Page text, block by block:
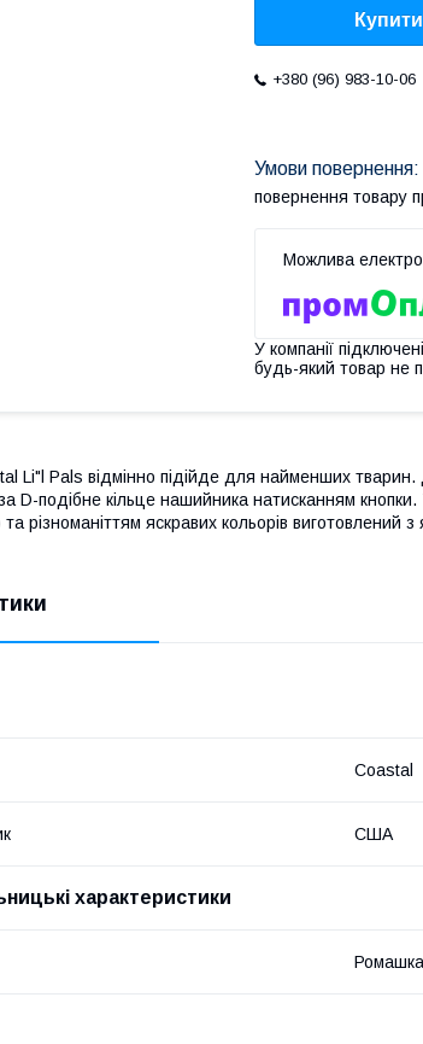
Купити
+380 (96) 983-10-06
повернення товару
У компанії
будь-який товар не
Li"l Pals відмінно підійде для найменших тварин.
D-подібне кільце нашийника натисканням
різноманіттям яскравих кольорів виготовлений з
Coastal
США
характеристики
Ромашка